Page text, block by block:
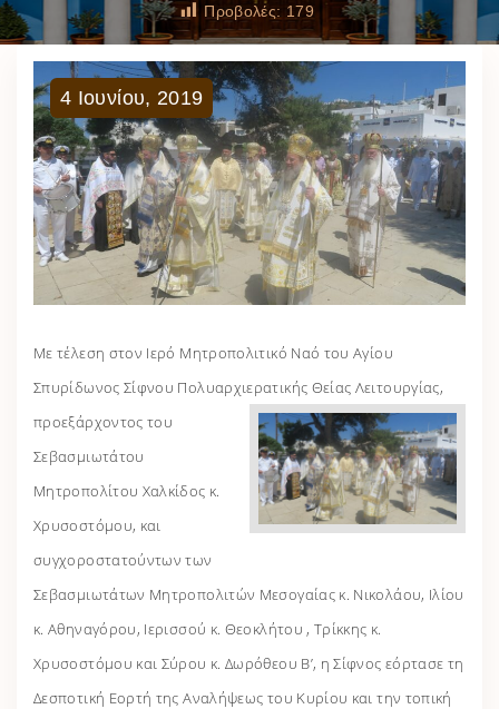
Προβολές: 179
4 Ιουνίου, 2019
Με τέλεση στον Ιερό Μητροπολιτικό Ναό του Αγίου
Σπυρίδωνος Σίφνου Πολυαρχιερατικής Θείας Λειτουργίας,
προεξάρχοντος του
Σεβασμιωτάτου
Μητροπολίτου Χαλκίδος κ.
Χρυσοστόμου, και
συγχοροστατούντων των
Σεβασμιωτάτων Μητροπολιτών Μεσογαίας κ. Νικολάου, Ιλίου
κ. Αθηναγόρου, Ιερισσού κ. Θεοκλήτου , Τρίκκης κ.
Χρυσοστόμου και Σύρου κ. Δωρόθεου Β’, η Σίφνος εόρτασε τη
Δεσποτική Εορτή της Αναλήψεως του Κυρίου και την τοπική